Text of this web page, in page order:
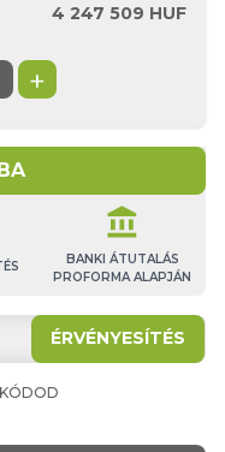
4 247 509 HUF
+
account_balance
BANKI ÁTUTALÁS
PROFORMA ALAPJÁN
ÉRVÉNYESÍTÉS